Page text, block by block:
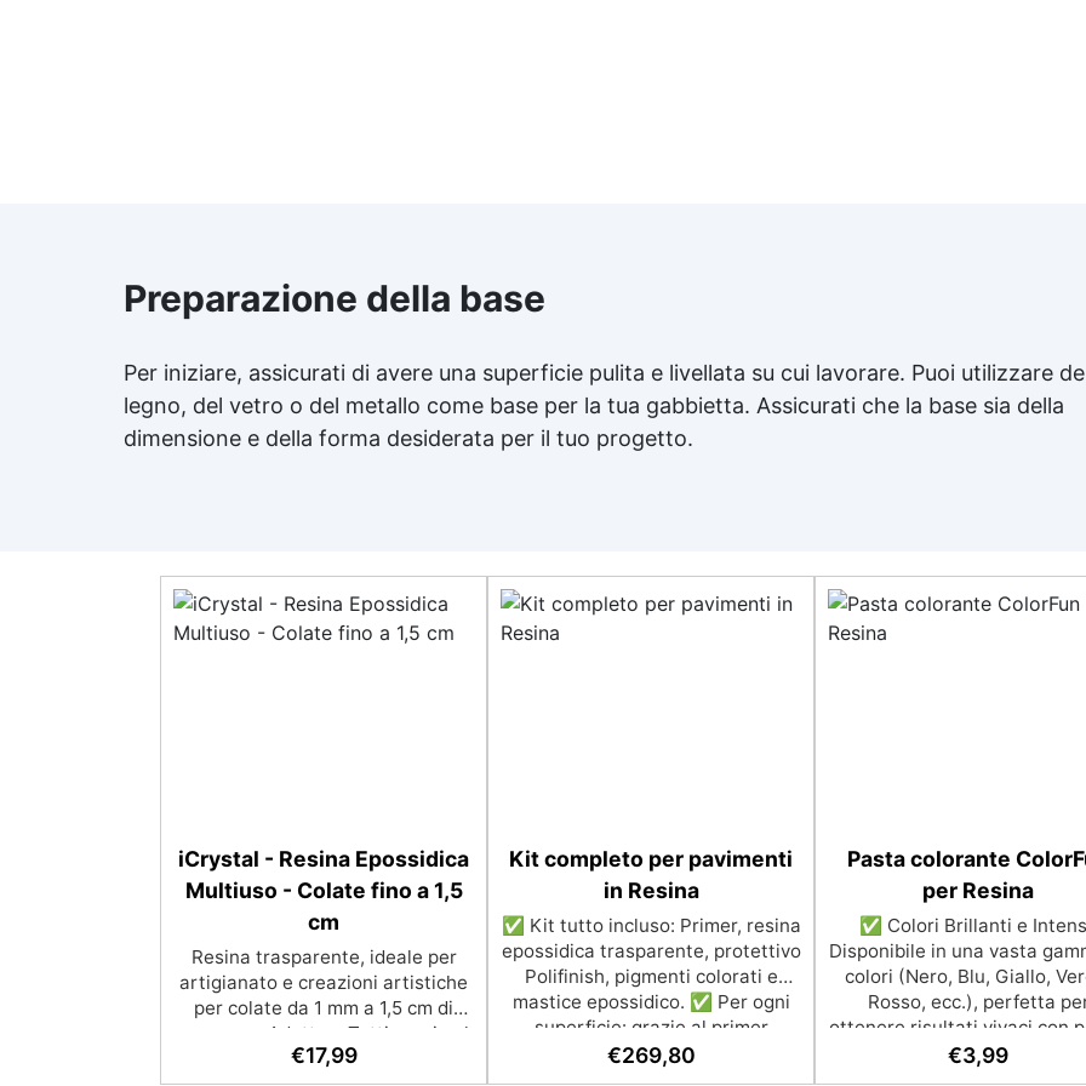
Preparazione della base
Per iniziare, assicurati di avere una superficie pulita e livellata su cui lavorare. Puoi utilizzare
legno, del vetro o del metallo come base per la tua gabbietta. Assicurati che la base sia della
dimensione e della forma desiderata per il tuo progetto.
iCrystal - Resina Epossidica
Multiuso - Colate fino a 1,5
cm
Resina trasparente, ideale per
artigianato e creazioni artistiche
per colate da 1 mm a 1,5 cm di
spessore. Adatta a Tutti grazie al
facile rapporto di miscelazione
€17,99
Kit completo per pavimenti
in Resina
✅ Kit tutto incluso: Primer, resina
epossidica trasparente, protettivo
Polifinish, pigmenti colorati e
mastice epossidico. ✅ Per ogni
superficie: grazie al primer
universale è applicabile sia su
calcestruzzo, piastrelle e superfici
€269,80
Pasta colorante
per Resina
✅ Colori Brillanti e
Disponibile in una vasta
colori (Nero, Blu, Giallo,
Rosso, ecc.), perfetta
ottenere risultati vivaci con
gocce. ✅ Alta
Regola la trasparenza del
€3,99